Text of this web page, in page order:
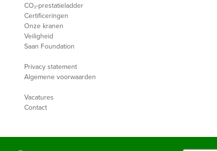
CO₂-prestatieladder
Certificeringen
Onze kranen
Veiligheid
Saan Foundation
Privacy statement
Algemene voorwaarden
Vacatures
Contact